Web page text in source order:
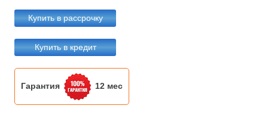
Купить в рассрочку
Купить в кредит
Гарантия 12 мес